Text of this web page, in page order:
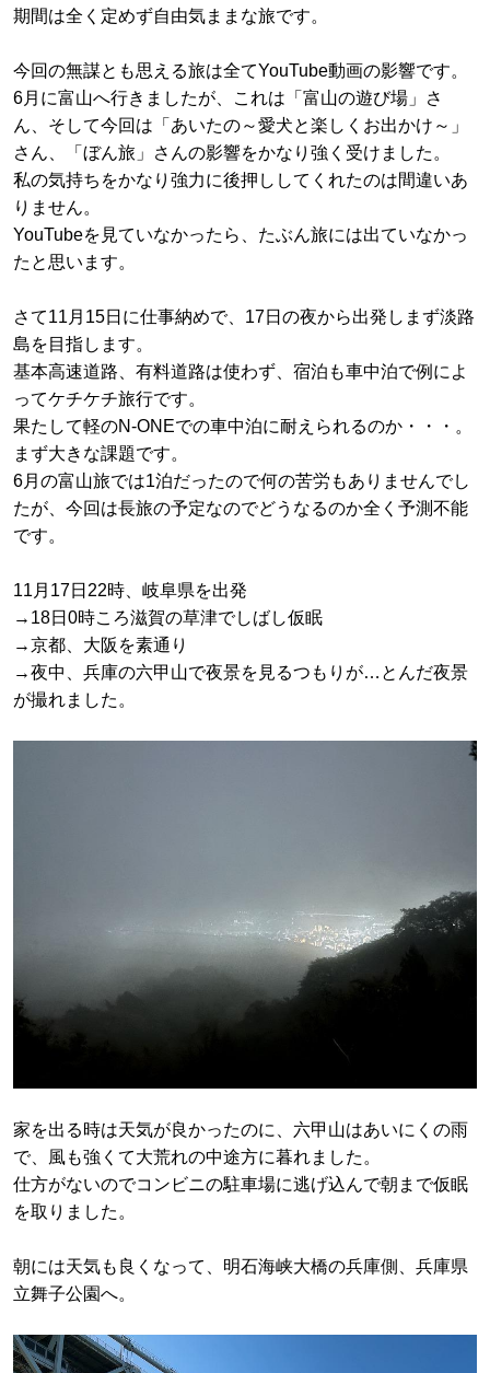
期間は全く定めず自由気ままな旅です。
今回の無謀とも思える旅は全てYouTube動画の影響です。
6月に富山へ行きましたが、これは「富山の遊び場」さ
ん、そして今回は「あいたの～愛犬と楽しくお出かけ～」
さん、「ぼん旅」さんの影響をかなり強く受けました。
私の気持ちをかなり強力に後押ししてくれたのは間違いあ
りません。
YouTubeを見ていなかったら、たぶん旅には出ていなかっ
たと思います。
さて11月15日に仕事納めで、17日の夜から出発しまず淡路
島を目指します。
基本高速道路、有料道路は使わず、宿泊も車中泊で例によ
ってケチケチ旅行です。
果たして軽のN-ONEでの車中泊に耐えられるのか・・・。
まず大きな課題です。
6月の富山旅では1泊だったので何の苦労もありませんでし
たが、今回は長旅の予定なのでどうなるのか全く予測不能
です。
11月17日22時、岐阜県を出発
→18日0時ころ滋賀の草津でしばし仮眠
→京都、大阪を素通り
→夜中、兵庫の六甲山で夜景を見るつもりが…とんだ夜景
が撮れました。
家を出る時は天気が良かったのに、六甲山はあいにくの雨
で、風も強くて大荒れの中途方に暮れました。
仕方がないのでコンビニの駐車場に逃げ込んで朝まで仮眠
を取りました。
朝には天気も良くなって、明石海峡大橋の兵庫側、兵庫県
立舞子公園へ。